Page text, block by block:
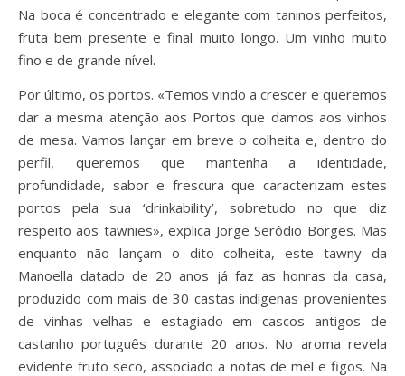
Na boca é concentrado e elegante com taninos perfeitos,
fruta bem presente e final muito longo. Um vinho muito
fino e de grande nível.
Por último, os portos. «Temos vindo a crescer e queremos
dar a mesma atenção aos Portos que damos aos vinhos
de mesa. Vamos lançar em breve o colheita e, dentro do
perfil, queremos que mantenha a identidade,
profundidade, sabor e frescura que caracterizam estes
portos pela sua ‘drinkability’, sobretudo no que diz
respeito aos tawnies», explica Jorge Serôdio Borges. Mas
enquanto não lançam o dito colheita, este tawny da
Manoella datado de 20 anos já faz as honras da casa,
produzido com mais de 30 castas indígenas provenientes
de vinhas velhas e estagiado em cascos antigos de
castanho português durante 20 anos. No aroma revela
evidente fruto seco, associado a notas de mel e figos. Na